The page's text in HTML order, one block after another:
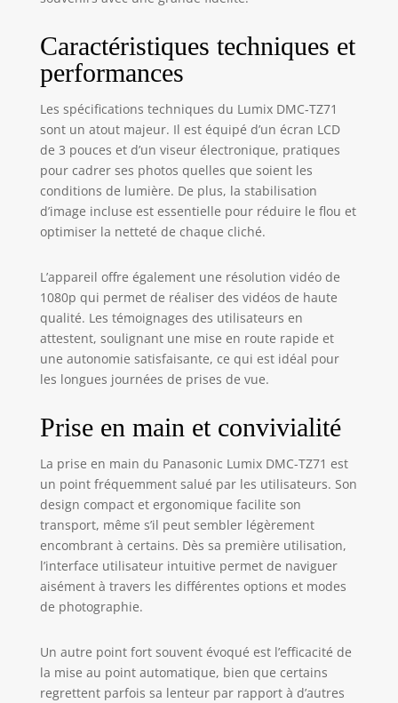
Caractéristiques techniques et
performances
Les spécifications techniques du Lumix DMC-TZ71
sont un atout majeur. Il est équipé d’un écran LCD
de 3 pouces et d’un viseur électronique, pratiques
pour cadrer ses photos quelles que soient les
conditions de lumière. De plus, la stabilisation
d’image incluse est essentielle pour réduire le flou et
optimiser la netteté de chaque cliché.
L’appareil offre également une résolution vidéo de
1080p qui permet de réaliser des vidéos de haute
qualité. Les témoignages des utilisateurs en
attestent, soulignant une mise en route rapide et
une autonomie satisfaisante, ce qui est idéal pour
les longues journées de prises de vue.
Prise en main et convivialité
La prise en main du Panasonic Lumix DMC-TZ71 est
un point fréquemment salué par les utilisateurs. Son
design compact et ergonomique facilite son
transport, même s’il peut sembler légèrement
encombrant à certains. Dès sa première utilisation,
l’interface utilisateur intuitive permet de naviguer
aisément à travers les différentes options et modes
de photographie.
Un autre point fort souvent évoqué est l’efficacité de
la mise au point automatique, bien que certains
regrettent parfois sa lenteur par rapport à d’autres